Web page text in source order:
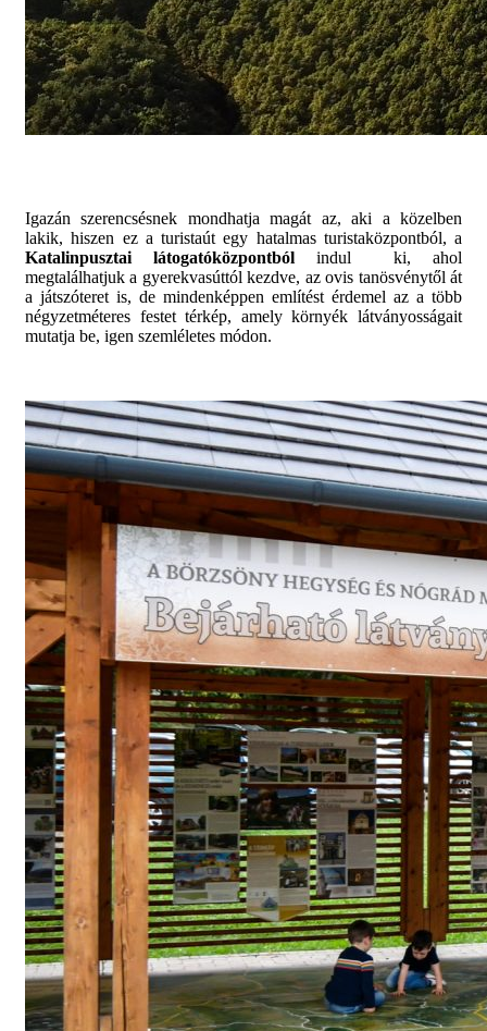
Igazán szerencsésnek mondhatja magát az, aki a közelben
lakik, hiszen ez a turistaút egy hatalmas turistaközpontból, a
Katalinpusztai látogatóközpontbólindul ki, ahol
megtalálhatjuk a gyerekvasúttól kezdve, az ovis tanösvénytől át
a játszóteret is, de mindenképpen említést érdemel az a több
négyzetméteres festet térkép, amely környék látványosságait
mutatja be, igen szemléletes módon.